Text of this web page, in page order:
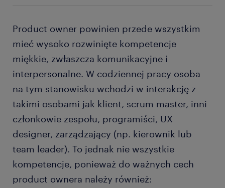
Product owner powinien przede wszystkim
mieć wysoko rozwinięte kompetencje
miękkie, zwłaszcza komunikacyjne i
interpersonalne. W codziennej pracy osoba
na tym stanowisku wchodzi w interakcję z
takimi osobami jak klient, scrum master, inni
członkowie zespołu, programiści, UX
designer, zarządzający (np. kierownik lub
team leader). To jednak nie wszystkie
kompetencje, ponieważ do ważnych cech
product ownera należy również: